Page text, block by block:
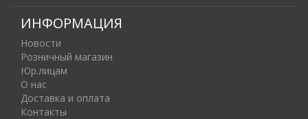
ИНФОРМАЦИЯ
Новости
Розничный магазин
Юр.лицам
О нас
Доставка и оплата
Контакты